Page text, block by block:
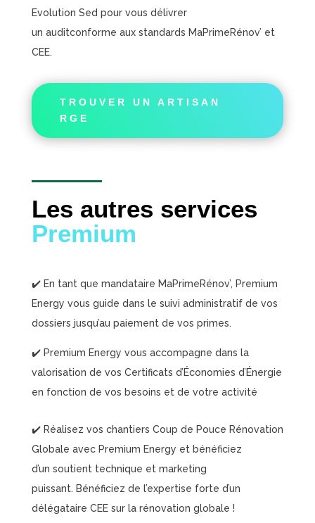
Evolution Sed pour vous délivrer
un auditconforme aux standards MaPrimeRénov’ et
CEE.
TROUVER UN ARTISAN
RGE
Les autres services
Premium
✔️ En tant que mandataire MaPrimeRénov’, Premium
Energy vous guide dans le suivi administratif de vos
dossiers jusqu’au paiement de vos primes.
✔️ Premium Energy vous accompagne dans la
valorisation de vos Certificats d’Économies d’Énergie
en fonction de vos besoins et de votre activité
✔️ Réalisez vos chantiers Coup de Pouce Rénovation
Globale avec Premium Energy et bénéficiez
d’un soutient technique et marketing
puissant. Bénéficiez de l’expertise forte d’un
délégataire CEE sur la rénovation globale !